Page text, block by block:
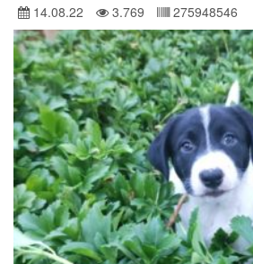
14.08.22 3.769 275948546